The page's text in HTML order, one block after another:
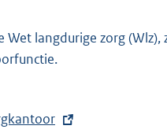
langdurige zorg